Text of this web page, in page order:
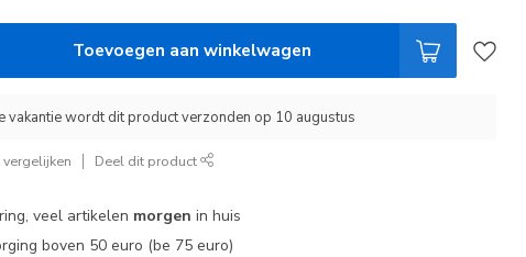
Toevoegen aan winkelwagen
vakantie wordt dit product verzonden op 10 augustus
Deel dit product
veel artikelen morgen in huis
boven 50 euro (be 75 euro)